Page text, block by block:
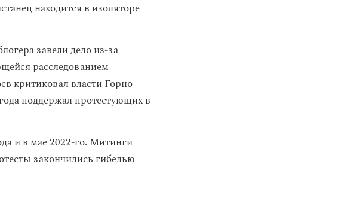
находится в изоляторе
завели дело из-за
расследованием
критиковал власти Горно-
поддержал протестующих в
и в мае 2022-го. Митинги
закончились гибелью